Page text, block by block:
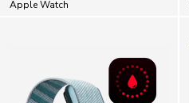
Apple Watch